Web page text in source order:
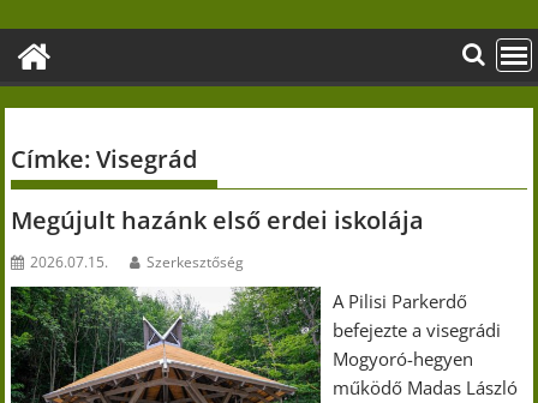
content
Címke:Visegrád
Megújult hazánk első erdei iskolája
2026.07.15. Szerkesztőség
A Pilisi Parkerdő
befejezte a visegrádi
Mogyoró-hegyen
működő Madas László